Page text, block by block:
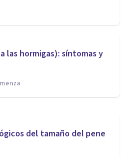
las hormigas): síntomas y
causas,
del tamaño del pene